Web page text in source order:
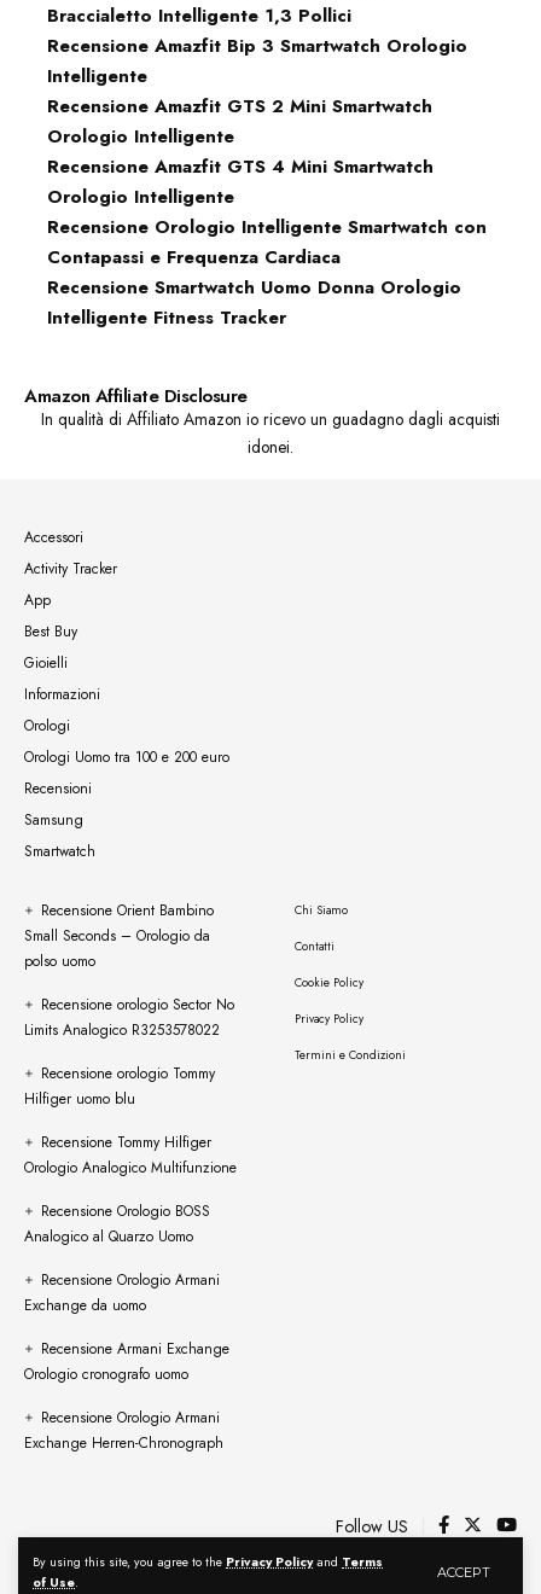
By using this site, you agree to the Privacy Policyand Terms
of Use.
ACCEPT
Braccialetto Intelligente 1,3 Pollici
Recensione Amazfit Bip 3 Smartwatch Orologio
Intelligente
Recensione Amazfit GTS 2 Mini Smartwatch
Orologio Intelligente
Recensione Amazfit GTS 4 Mini Smartwatch
Orologio Intelligente
Recensione Orologio Intelligente Smartwatch con
Contapassi e Frequenza Cardiaca
Recensione Smartwatch Uomo Donna Orologio
Intelligente Fitness Tracker
Amazon Affiliate Disclosure
In qualità di Affiliato Amazon io ricevo un guadagno dagli acquisti
idonei.
Accessori
Activity Tracker
App
Best Buy
Gioielli
Informazioni
Orologi
Orologi Uomo tra 100 e 200 euro
Recensioni
Samsung
Smartwatch
Recensione Orient Bambino
Small Seconds – Orologio da
polso uomo
Recensione orologio Sector No
Limits Analogico R3253578022
Recensione orologio Tommy
Hilfiger uomo blu
Recensione Tommy Hilfiger
Orologio Analogico Multifunzione
Recensione Orologio BOSS
Analogico al Quarzo Uomo
Recensione Orologio Armani
Exchange da uomo
Recensione Armani Exchange
Orologio cronografo uomo
Recensione Orologio Armani
Exchange Herren-Chronograph
Chi Siamo
Contatti
Cookie Policy
Privacy Policy
Termini e Condizioni
Follow US